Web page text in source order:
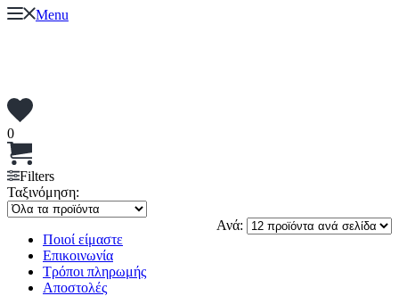
Menu
0
Filters
Ταξινόμηση:
Ανά:
Ποιοί είμαστε
Επικοινωνία
Τρόποι πληρωμής
Αποστολές